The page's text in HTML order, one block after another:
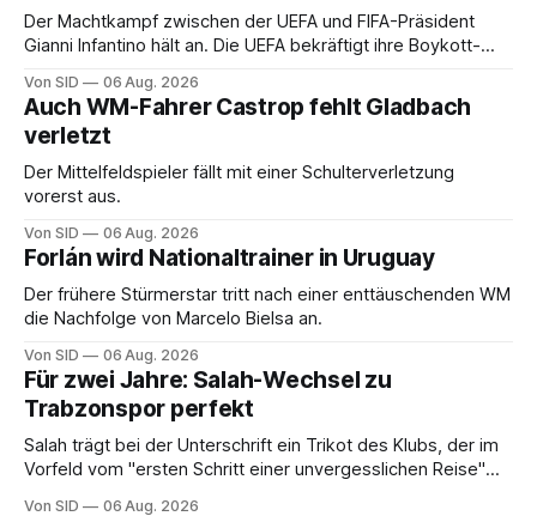
Der Machtkampf zwischen der UEFA und FIFA-Präsident
Gianni Infantino hält an. Die UEFA bekräftigt ihre Boykott-
Von SID 06 Aug. 2026
Auch WM-Fahrer Castrop fehlt Gladbach
verletzt
Der Mittelfeldspieler fällt mit einer Schulterverletzung
vorerst aus.
Von SID 06 Aug. 2026
Forlán wird Nationaltrainer in Uruguay
Der frühere Stürmerstar tritt nach einer enttäuschenden WM
die Nachfolge von Marcelo Bielsa an.
Von SID 06 Aug. 2026
Für zwei Jahre: Salah-Wechsel zu
Trabzonspor perfekt
Salah trägt bei der Unterschrift ein Trikot des Klubs, der im
Vorfeld vom "ersten Schritt einer unvergesslichen Reise"
Von SID 06 Aug. 2026